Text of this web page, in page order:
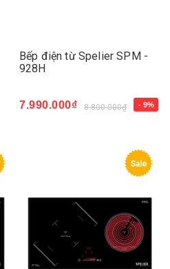
Bếp điện từ Spelier SPM -
928H
7.990.000₫ 8.800.000₫ - 9%
Sale